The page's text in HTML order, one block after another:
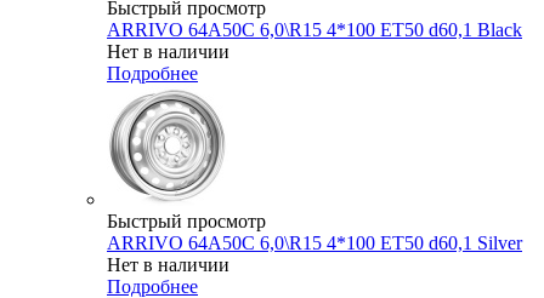
Быстрый просмотр
ARRIVO 64A50C 6,0\R15 4*100 ET50 d60,1 Black
Нет в наличии
Подробнее
Быстрый просмотр
ARRIVO 64A50C 6,0\R15 4*100 ET50 d60,1 Silver
Нет в наличии
Подробнее